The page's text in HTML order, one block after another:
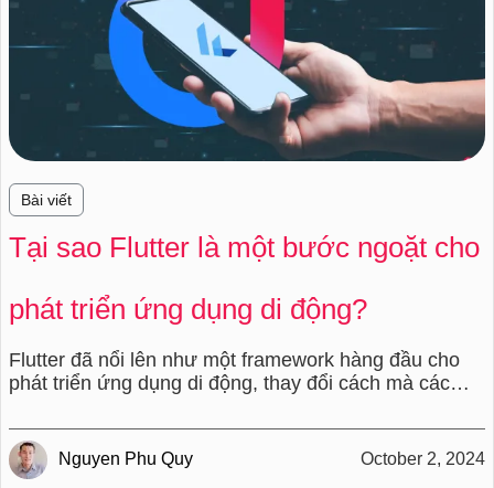
Tại sao Flutter là một bước ngoặt cho
phát triển ứng dụng di động?
Bài viết
Flutter đã nổi lên như một framework hàng đầu cho
phát triển ứng dụng di động, thay đổi cách mà các
triển bởi Google, Flutter cho phép lập trình viên sử
dụng một mã nguồn duy nhất để phát triển cho cả
Android và iOS, giúp tiết kiệm đáng kể thời gian và
Nguyen Phu Quy October 2, 2024